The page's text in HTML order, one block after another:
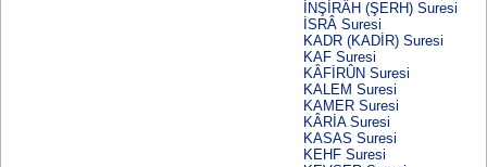
İNŞİRÂH (ŞERH) Suresi
İSRÂ Suresi
KADR (KADİR) Suresi
KAF Suresi
KÂFİRÛN Suresi
KALEM Suresi
KAMER Suresi
KÂRİA Suresi
KASAS Suresi
KEHF Suresi